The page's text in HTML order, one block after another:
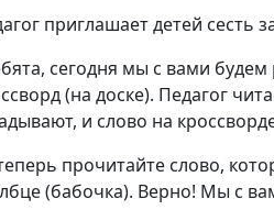
приглашает детей сесть
сегодня мы с вами будем
(на доске). Педагог
и слово на
прочитайте слово,
(бабочка). Верно! Мы с